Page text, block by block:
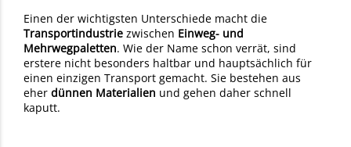
Einen der wichtigsten Unterschiede macht die
Transportindustrie zwischen Einweg- und
Mehrwegpaletten. Wie der Name schon verrät, sind
erstere nicht besonders haltbar und hauptsächlich für
einen einzigen Transport gemacht. Sie bestehen aus
eher dünnen Materialien und gehen daher schnell
kaputt.